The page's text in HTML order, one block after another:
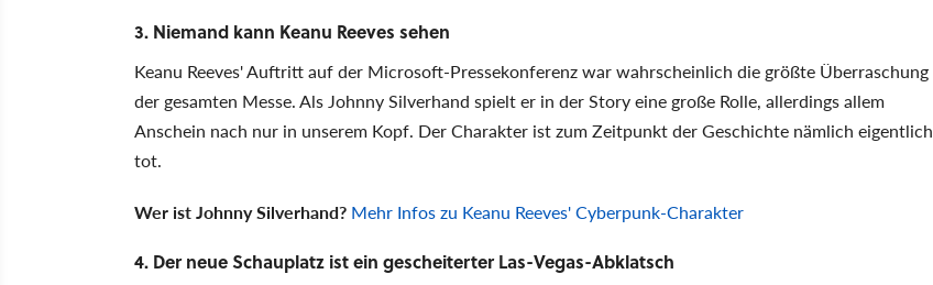
3. Niemand kann Keanu Reeves sehen
Keanu Reeves' Auftritt auf der Microsoft-Pressekonferenz war wahrscheinlich die größte Überraschung
der gesamten Messe. Als Johnny Silverhand spielt er in der Story eine große Rolle, allerdings allem
Anschein nach nur in unserem Kopf. Der Charakter ist zum Zeitpunkt der Geschichte nämlich eigentlich
tot.
Wer ist Johnny Silverhand? Mehr Infos zu Keanu Reeves' Cyberpunk-Charakter
4. Der neue Schauplatz ist ein gescheiterter Las-Vegas-Abklatsch